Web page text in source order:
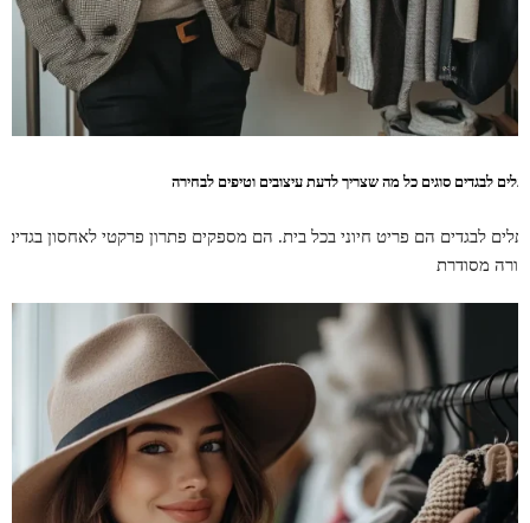
לבגדים סוגים כל מה שצריך לדעת עיצובים וטיפים לבחירה
לבגדים הם פריט חיוני בכל בית. הם מספקים פתרון פרקטי לאחסון בגדים
מסודרת